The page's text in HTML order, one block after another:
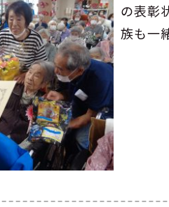
の表彰
族も一